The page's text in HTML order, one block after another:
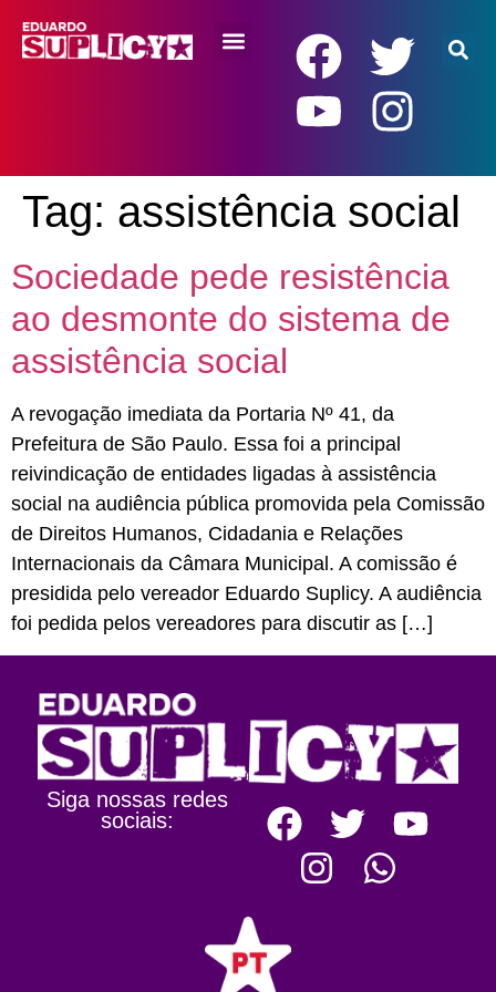
Tag: assistência social
Sociedade pede resistência
ao desmonte do sistema de
assistência social
A revogação imediata da Portaria Nº 41, da
Prefeitura de São Paulo. Essa foi a principal
reivindicação de entidades ligadas à assistência
social na audiência pública promovida pela Comissão
de Direitos Humanos, Cidadania e Relações
Internacionais da Câmara Municipal. A comissão é
presidida pelo vereador Eduardo Suplicy. A audiência
foi pedida pelos vereadores para discutir as […]
Siga nossas redes
sociais: